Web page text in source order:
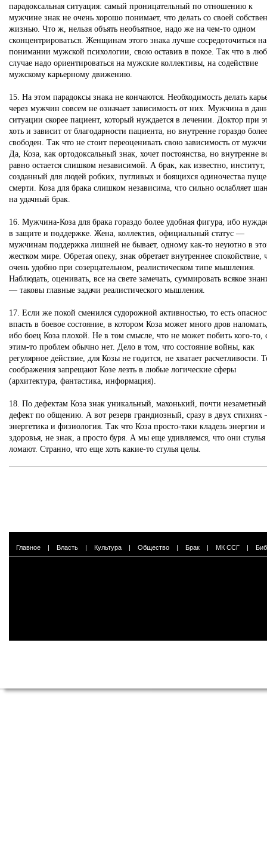
парадоксальная ситуация: самый проницательный по отношению к
мужчине знак не очень хорошо понимает, что делать со своей
жизнью. Что ж, нельзя объять необъятное, надо же на чем-то одном
сконцентрироваться. Женщинам этого знака лучше сосредоточиться на
понимании мужской психологии, свою оставив в покое. Так что в
случае надо ориентироваться на мужские коллективы, на содействие
мужскому карьерному движению.
15. На этом парадоксы знака не кончаются. Необходимость делать
через мужчин совсем не означает зависимость от них. Мужчина в
ситуации скорее пациент, который нуждается в лечении. Доктор при
хоть и зависит от благодарности пациента, но внутренне гораздо более
свободен. Так что не стоит переоценивать свою зависимость от
Да, Коза, как ортодоксальный знак, хочет постоянства, но внутренне
равно остается слишком независимой. А брак, как известно, институт,
созданный для людей робких, пугливых и боящихся одиночества пуще
смерти. Коза для брака слишком независима, что сильно ослабляет
на удачный брак.
16. Мужчина-Коза для брака гораздо более удобная фигура, ибо
в защите и поддержке. Жена, коллектив, официальный статус —
мужчинам поддержка лишней не бывает, одному как-то неуютно в
жестком мире. Обретая опеку, знак обретает внутреннее спокойствие,
очень удобно при созерцательном, реалистическом типе мышления.
Наблюдать, оценивать, все на свете замечать, суммировать всякое
— таковы главные задачи реалистического мышления.
17. Если же покой сменился судорожной активностью, то есть
впасть в боевое состояние, в котором Коза может много дров
ибо боец Коза плохой. Не в том смысле, что не может побить кого-то,
этим-то проблем обычно нет. Дело в том, что состояние войны, как
регулярное действие, для Козы не годится, не хватает расчетливости.
соображения запрещают Козе лезть в любые логические сферы
(архитектура, фантастика, информация).
18. По дефектам Коза знак уникальный, махонький, почти незаметный
дефект по общению. А вот резерв грандиозный, сразу в двух
энергетика и физиология. Так что Коза просто-таки кладезь энергии и
здоровья, не знак, а просто буря. А мы еще удивляемся, что они стулья
ломают. Странно, что еще хоть какие-то стулья целы.
Главное | Власть | Культура | Общество | Брак | МК ССГ |